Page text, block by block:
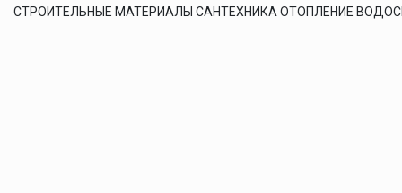
СТРОИТЕЛЬНЫЕ МАТЕРИАЛЫ САНТЕХНИКА ОТОПЛЕНИЕ